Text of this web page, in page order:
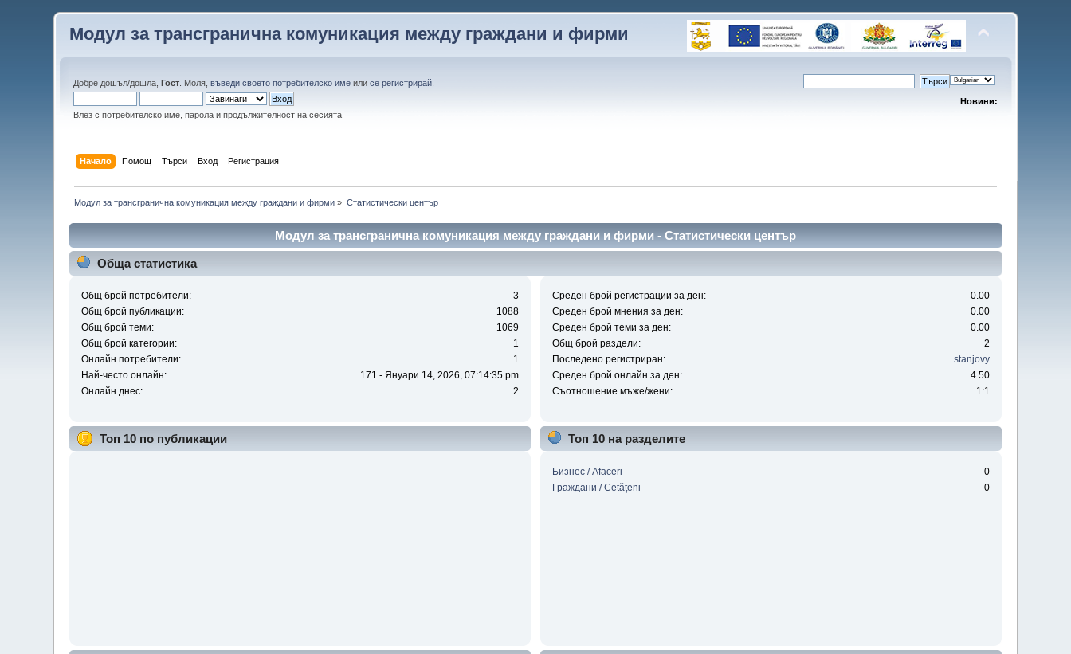
Модул за трансгранична комуникация между граждани и фирми
Добре дошъл/дошла,Гост . Моля,въведи своето потребителско име илисе регистрирай
Влез с потребителско име, парола и продължителност на сесията
Новини:
Начало Помощ Търси Вход Регистрация
Модул за трансгранична комуникация между граждани и фирми » Статистически център
Модул за трансгранична комуникация между граждани и фирми - Статистически център
Обща статистика
Общ брой потребители:
3
Общ брой публикации:
1088
Общ брой теми:
1069
Общ брой категории:
1
Онлайн потребители:
1
Най-често онлайн:
171 - Януари 14, 2026, 07:14:35 pm
Онлайн днес:
2
Среден брой регистрации за ден:
0.00
Среден брой мнения за ден:
0.00
Среден брой теми за ден:
0.00
Общ брой раздели:
2
Последено регистриран:
stanjovy
Среден брой онлайн за ден:
4.50
Съотношение мъже/жени:
1:1
Топ 10 по публикации Топ 10 на разделите
Бизнес / Аfaceri
0
Граждани / Cetățeni
0